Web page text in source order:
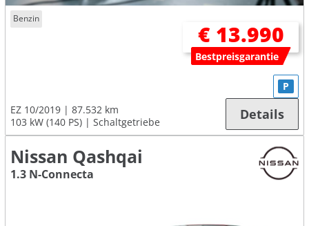
Benzin
€ 13.990
Bestpreisgarantie
EZ 10/2019
87.532 km
103 kW (140 PS)
Schaltgetriebe
P
Details
Nissan Qashqai
1.3 N-Connecta